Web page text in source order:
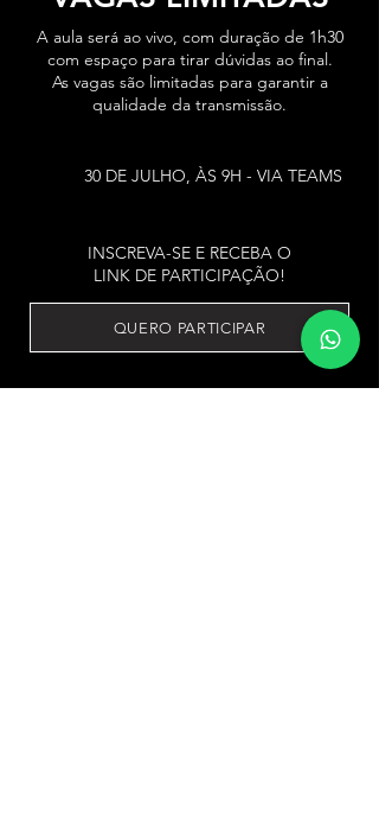
A aula será ao vivo, com duração de 1h30
com espaço para tirar dúvidas ao final.
As vagas são limitadas para garantir a
qualidade da transmissão.
30 DE JULHO, ÀS 9H - VIA TEAMS
INSCREVA-SE E RECEBA O
LINK DE PARTICIPAÇÃO!
QUERO PARTICIPAR